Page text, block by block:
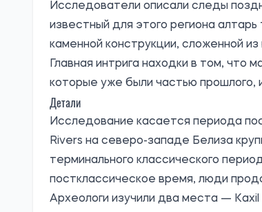
Исследователи описали следы
известный для этого региона
каменной конструкции, сложенной из
Главная интрига находки в том, что
которые уже были частью прошлого,
Детали
Исследование касается периода
Rivers на северо-западе Белиза
терминального классического
постклассическое время, люди
Археологи изучили два места — Kaxil